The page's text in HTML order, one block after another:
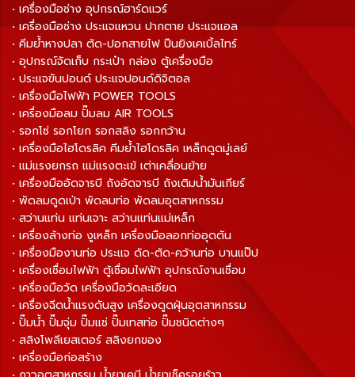
• เครื่องมือช่าง อุปกรณ์ฮาร์ดแวร์
• เครื่องมือช่าง ประแจแหวน ปากตาย ประแจแอล
• คีมย้ำหางปลา ตัด-ปอกสายไฟ ปืนยิงเคเบิ้ลไทร์
• อุปกรณ์จัดเก็บ กระเป๋า กล่อง ตู้เครื่องมือ
• ประแจขันปอนด์ ประแจปอนด์ดิจิตอล
• เครื่องมือไฟฟ้า POWER TOOLS
• เครื่องมือลม ปั๊มลม AIR TOOLS
• รอกโซ่ รอกโยก รอกสลิง รอกกว้าน
• เครื่องมือไฮโดรลิค คีมย้ำไฮโดรลิค เหล็กดูดมู่เลย์
• แม่แรงยกรถ แม่แรงตะเข้ เต่าเคลื่อนย้าย
• เครื่องมืออัดจารบี ถังอัดจารบี ถังเติมน้ำมันเกียร์
• พัดลมดูดเป่า พัดลมท่อ พัดลมอุตสาหกรรม
• สว่านแท่น แท่นเจาะ สว่านแท่นแม่เหล็ก
• เครื่องล้างท่อ งูเหล็ก เครื่องมือลอกท่ออุดตัน
• เครื่องมืองานท่อ ประแจ ดัด-ตัด-คว้านท่อ บานแป๊ป
• เครื่องเชื่อมไฟฟ้า ตู้เชื่อมไฟฟ้า อุปกรณ์งานเชื่อม
• เครื่องมือวัด เครื่องมือวัดละเอียด
• เครื่องฉีดน้ำแรงดันสูง เครื่องดูดฝุ่นอุตสาหกรรม
• ปั๊มน้ำ ปั๊มจุ่ม ปั๊มแช่ ปั๊มเทสท่อ ปั๊มชนิดต่างๆ
• สลิงโพลีเยสเตอร์ สลิงยกของ
• เครื่องมือก่อสร้าง